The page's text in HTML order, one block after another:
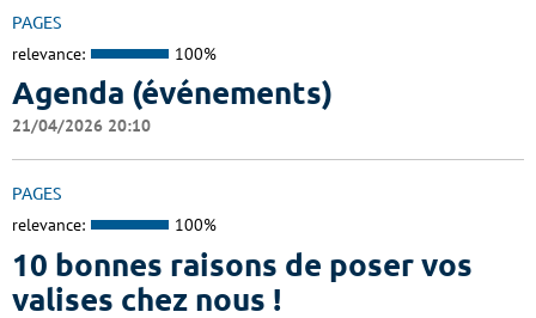
PAGES
relevance: 100%
Agenda (événements)
21/04/2026 20:10
PAGES
relevance: 100%
10 bonnes raisons de poser vos
valises chez nous !